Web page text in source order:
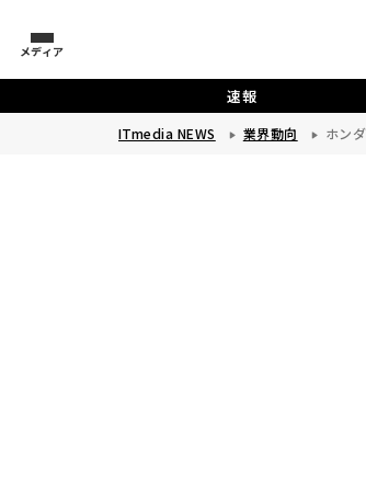
メディア
速報
ITmedia NEWS 業界動向 ホン